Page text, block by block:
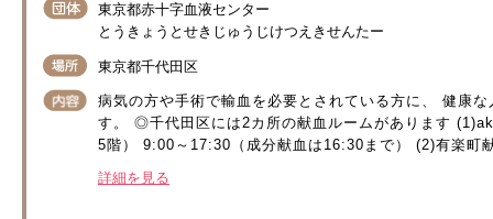
東京都赤十字血液センター
とうきょうとせきじゅうじけつえきせんたー
東京都千代田区
病気の方や手術で輸血を必要とされている方に、 健康
す。 ◎千代田区には2カ所の献血ルームがあります
5階） 9:00～17:30（成分献血は16:30まで） (2)有楽
詳細を見る